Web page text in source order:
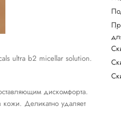
ultra b2 micellar solution.
дискомфорта.
Деликатно удаляет